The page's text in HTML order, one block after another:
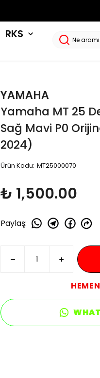
RKS
YAMAHA
Yamaha MT 25
Sağ Mavi P0
2024)
Ürün Kodu: MT25000070
₺ 1,500.00
Paylaş: